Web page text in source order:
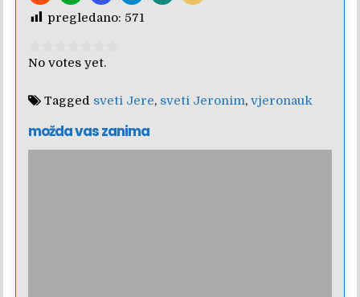
pregledano: 571
No votes yet.
Tagged sveti Jere, sveti Jeronim,vjeronauk
možda vas zanima